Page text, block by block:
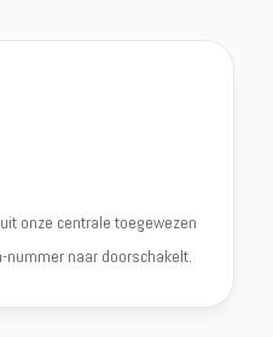
onze centrale toegewezen
naar doorschakelt.